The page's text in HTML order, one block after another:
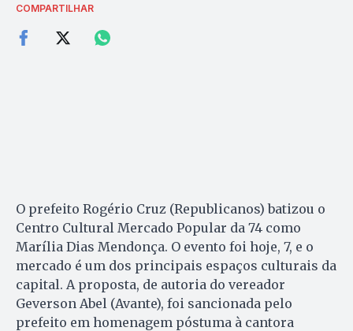
COMPARTILHAR
O prefeito Rogério Cruz (Republicanos) batizou o
Centro Cultural Mercado Popular da 74 como
Marília Dias Mendonça. O evento foi hoje, 7, e o
mercado é um dos principais espaços culturais da
capital. A proposta, de autoria do vereador
Geverson Abel (Avante), foi sancionada pelo
prefeito em homenagem póstuma à cantora